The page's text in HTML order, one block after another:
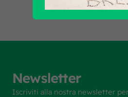
Newsletter
Iscriviti alla nostra newsletter